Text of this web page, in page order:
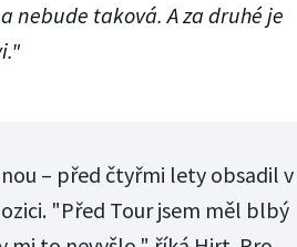
nebude taková. A za druhé je
– před čtyřmi lety obsadil v
"Před Tour jsem měl blbý